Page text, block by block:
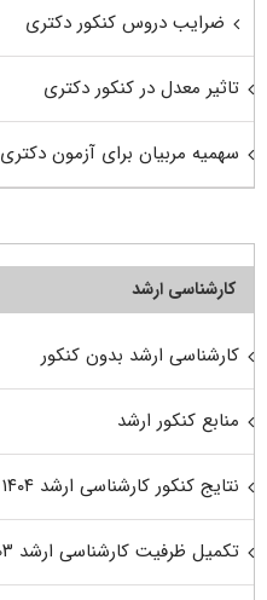
ضرایب دروس کنکور دکتری
تاثیر معدل در کنکور دکتری
سهمیه مربیان برای آزمون دکتری
کارشناسی ارشد
کارشناسی ارشد بدون کنکور
منابع کنکور ارشد
نتایج کنکور کارشناسی ارشد ۱۴۰۴
تکمیل ظرفیت کارشناسی ارشد ۱۴۰۳